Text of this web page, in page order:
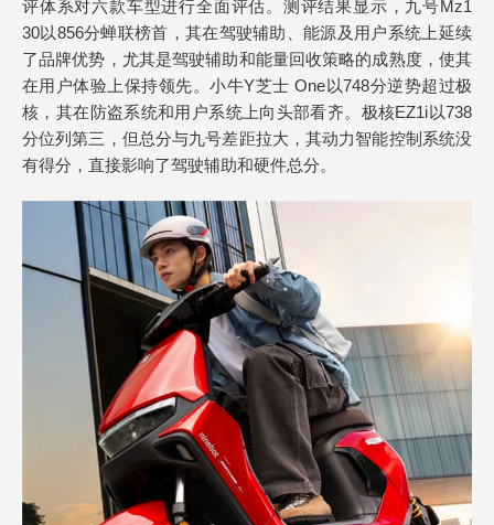
评体系对六款车型进行全面评估。测评结果显示，九号Mz1
30以856分蝉联榜首，其在驾驶辅助、能源及用户系统上延续
了品牌优势，尤其是驾驶辅助和能量回收策略的成熟度，使其
在用户体验上保持领先。小牛Y芝士 One以748分逆势超过极
核，其在防盗系统和用户系统上向头部看齐。极核EZ1i以738
分位列第三，但总分与九号差距拉大，其动力智能控制系统没
有得分，直接影响了驾驶辅助和硬件总分。